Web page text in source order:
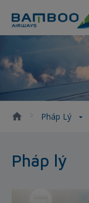
Pháp Lý
Pháp lý